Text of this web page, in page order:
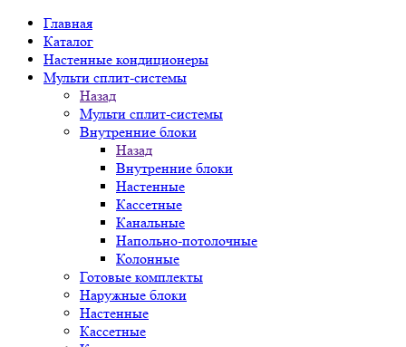
Главная
Каталог
Настенные кондиционеры
Мульти сплит-системы
Назад
Мульти сплит-системы
Внутренние блоки
Назад
Внутренние блоки
Настенные
Кассетные
Канальные
Напольно-потолочные
Колонные
Готовые комплекты
Наружные блоки
Настенные
Кассетные